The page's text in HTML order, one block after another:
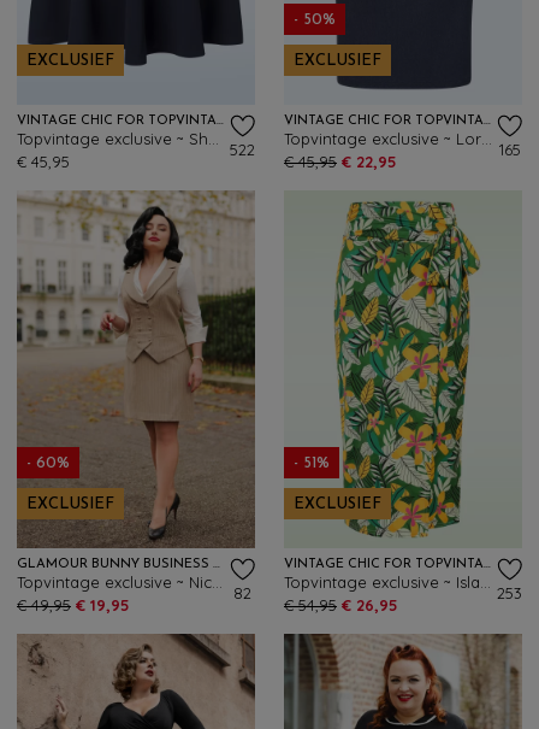
EXCLUSIEF
VINTAGE CHIC FOR TOPVINTAGE
€ 45,95
522
- 50%
EXCLUSIEF
VINTAGE CHIC FOR TOPVINTAGE
€ 45,95 € 22,95
165
- 60%
EXCLUSIEF
GLAMOUR BUNNY BUSINESS BABE
€ 49,95 € 19,95
82
- 51%
EXCLUSIEF
VINTAGE CHIC FOR TOPVINTAGE
€ 54,95 € 26,95
253